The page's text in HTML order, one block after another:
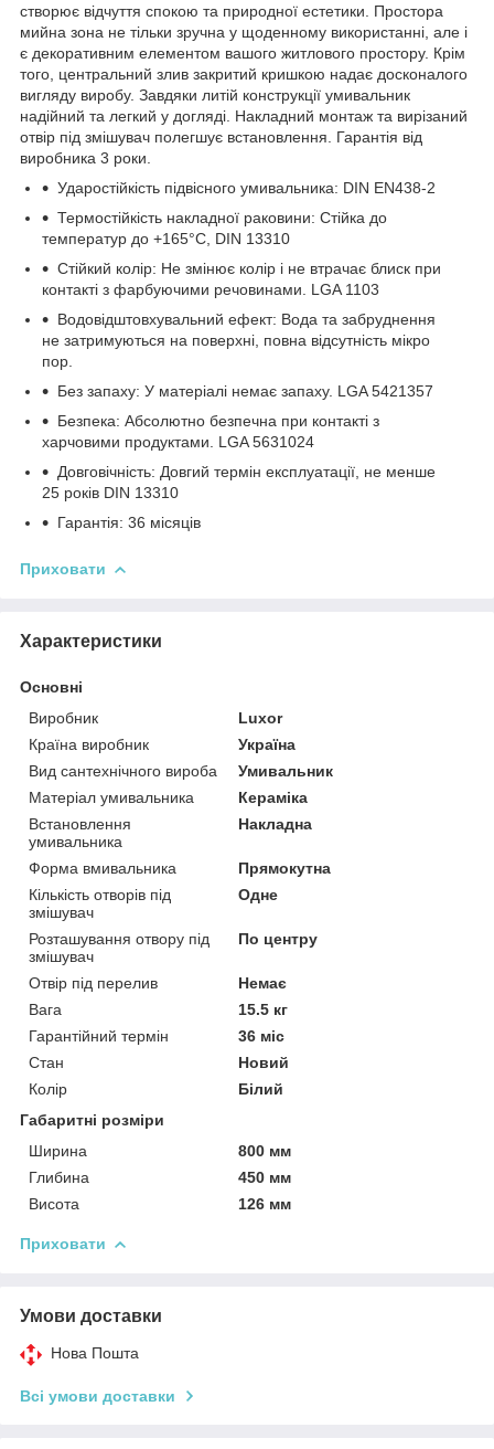
створює відчуття спокою та природної естетики. Простора
мийна зона не тільки зручна у щоденному використанні, але і
є декоративним елементом вашого житлового простору. Крім
того, центральний злив закритий кришкою надає досконалого
вигляду виробу. Завдяки литій конструкції умивальник
надійний та легкий у догляді. Накладний монтаж та вирізаний
отвір під змішувач полегшує встановлення. Гарантія від
виробника 3 роки.
Ударостійкість підвісного умивальника: DIN EN438-2
Термостійкість накладної раковини: Стійка до
температур до +165°C, DIN 13310
Стійкий колір: Не змінює колір і не втрачає блиск при
контакті з фарбуючими речовинами. LGA 1103
Водовідштовхувальний ефект: Вода та забруднення
не затримуються на поверхні, повна відсутність мікро
пор.
Без запаху: У матеріалі немає запаху. LGA 5421357
Безпека: Абсолютно безпечна при контакті з
харчовими продуктами. LGA 5631024
Довговічність: Довгий термін експлуатації, не менше
25 років DIN 13310
Гарантія: 36 місяців
Приховати
Характеристики
Основні
Виробник
Luxor
Країна виробник
Україна
Вид сантехнічного вироба
Умивальник
Матеріал умивальника
Кераміка
Встановлення
умивальника
Накладна
Форма вмивальника
Прямокутна
Кількість отворів під
змішувач
Одне
Розташування отвору під
змішувач
По центру
Отвір під перелив
Немає
Вага
15.5 кг
Гарантійний термін
36 міс
Стан
Новий
Колір
Білий
Габаритні розміри
Ширина
800 мм
Глибина
450 мм
Висота
126 мм
Приховати
Умови доставки
Нова Пошта
Всі умови доставки